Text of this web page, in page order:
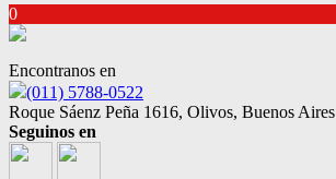
0
Encontranos en
(011) 5788-0522
Roque Sáenz Peña 1616, Olivos, Buenos Aires
Seguinos en